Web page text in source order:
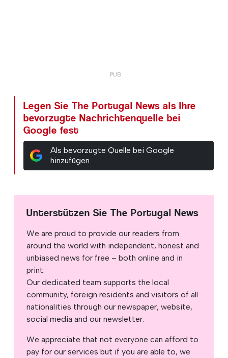
Legen Sie The Portugal News als Ihre
bevorzugte Nachrichtenquelle bei
Google fest
Als bevorzugte Quelle bei Google
hinzufügen
Unterstützen Sie The Portugal News
We are proud to provide our readers from
around the world with independent, honest and
unbiased news for free – both online and in
print.
Our dedicated team supports the local
community, foreign residents and visitors of all
nationalities through our newspaper, website,
social media and our newsletter.
We appreciate that not everyone can afford to
pay for our services but if you are able to, we